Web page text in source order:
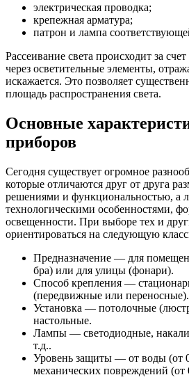
электрическая проводка;
крепежная арматура;
патрон и лампа
Рассеивание света происходит за
через осветительные элементы,
искажается. Это позволяет
площадь распространения света.
Основные
приборов
Сегодня существует огромное
которые отличаются друг от друга
решениями и функциональностью, а
технологическими особенностями,
освещенности. При выборе тех и
ориентироваться на следующую
Предназначение — для
бра) или для улицы (фонари).
Способ крепления —
(передвижные или переносные).
Установка — потолочные
настольные.
Лампы — светодиодные,
т.д..
Уровень защиты — от воды (от
механических повреждений (от